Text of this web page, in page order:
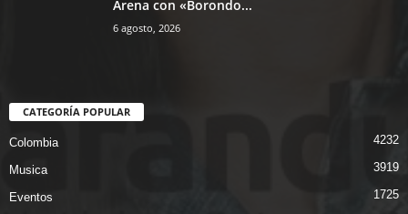
Arena con «Borondo...
6 agosto, 2026
CATEGORÍA POPULAR
Colombia 4232
Musica 3919
Eventos 1725